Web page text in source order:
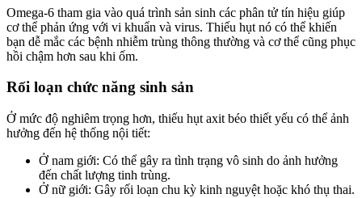
Omega-6 tham gia vào quá trình sản sinh các phân tử tín hiệu giúp
cơ thể phản ứng với vi khuẩn và virus. Thiếu hụt nó có thể khiến
bạn dễ mắc các bệnh nhiễm trùng thông thường và cơ thể cũng phục
hồi chậm hơn sau khi ốm.
Rối loạn chức năng sinh sản
Ở mức độ nghiêm trọng hơn, thiếu hụt axit béo thiết yếu có thể ảnh
hưởng đến hệ thống nội tiết:
Ở nam giới: Có thể gây ra tình trạng vô sinh do ảnh hưởng
đến chất lượng tinh trùng.
Ở nữ giới: Gây rối loạn chu kỳ kinh nguyệt hoặc khó thụ thai.